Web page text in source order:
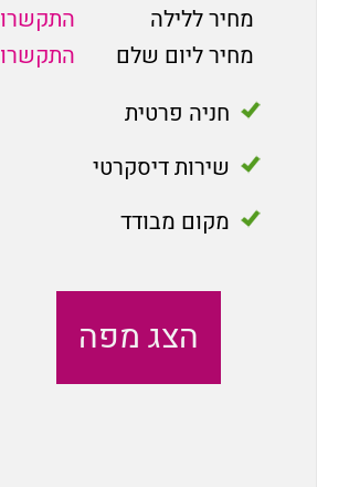
מחיר ללילה
התקשרו
מחיר ליום שלם
התקשרו
חניה פרטית
שירות דיסקרטי
מקום מבודד
הצג מפה